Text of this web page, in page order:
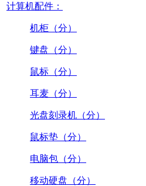
计算机配件：
机柜（分）
键盘（分）
鼠标（分）
耳麦（分）
光盘刻录机（分）
鼠标垫（分）
电脑包（分）
移动硬盘（分）